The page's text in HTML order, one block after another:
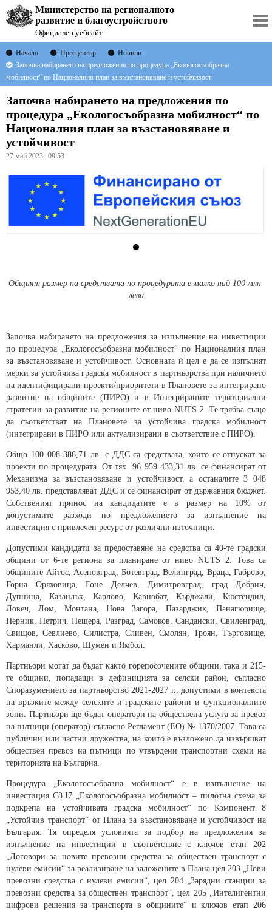
Министерство на регионалното
развитие и благоустройството
Официален уебсайт
Начало Пресцентър
Новини
Започва набирането на предложения по процедура „Екологосъобразна
мобилност“ по Националния план за възстановяване и устойчивост
Започва набирането на предложения по
процедура „Екологосъобразна мобилност“ по
Националния план за възстановяване и
устойчивост
27 май 2023 | 09:53
Общият размер на средствата по процедурата е малко над 100 млн.
лева
Започва набирането на предложения за изпълнение на инвестиции
по процедура „Екологосъобразна мобилност“ по Националния план
за възстановяване и устойчивост. Основната ѝ цел е да се изпълнят
мерки за устойчива градска мобилност в партньорства при наличието
на идентифицирани проекти/приоритети в Плановете за интегрирано
развитие на общините (ПИРО) и в Интегрираните териториални
стратегии за развитие на регионите от ниво NUTS 2. Те трябва също
да съответстват на Плановете за устойчива градска мобилност
(интегрирани в ПИРО или актуализирани в съответствие с ПИРО).
Общо 100 008 386,71 лв. с ДДС са средствата, които се отпускат за
проекти по процедурата. От тях 96 959 433,31 лв. се финансират от
Механизма за възстановяване и устойчивост, а останалите 3 048
953,40 лв. представляват ДДС и се финансират от държавния бюджет.
Собственият принос на кандидатите е в размер на 10% от
допустимите разходи по предложението за изпълнение на
инвестиция с привлечен ресурс от различни източници.
Допустими кандидати за предоставяне на средства са 40-те градски
общини от 6-те региона за планиране от ниво NUTS 2. Това са
общините Айтос, Асеновград, Ботевград, Велинград, Враца, Габрово,
Горна Оряховица, Гоце Делчев, Димитровград, град Добрич,
Дупница, Казанлък, Карлово, Карнобат, Кърджали, Кюстендил,
Ловеч, Лом, Монтана, Нова Загора, Пазарджик, Панагюрище,
Перник, Петрич, Пещера, Разград, Самоков, Сандански, Свиленград,
Свищов, Севлиево, Силистра, Сливен, Смолян, Троян, Търговище,
Харманли, Хасково, Шумен и Ямбол.
Партньори могат да бъдат както горепосочените общини, така и 215-
те общини, попадащи в дефиницията за селски район, съгласно
Споразумението за партньорство 2021-2027 г., допустими в контекста
на връзките между селските и градските райони и функционалните
зони. Партньори ще бъдат оператори на обществена услуга за превоз
на пътници (оператор) съгласно Регламент (ЕО) № 1370/2007. Това са
публични или частни дружества, на които е възложено да извършват
обществен превоз на пътници по утвърдени транспортни схеми на
територията на България.
Процедура „Екологосъобразна мобилност“ е в изпълнение на
инвестиция C8.I7 „Екологосъобразна мобилност – пилотна схема за
подкрепа на устойчивата градска мобилност“ по Компонент 8
„Устойчив транспорт“ от Плана за възстановяване и устойчивост на
България. Тя определя условията за подбор на предложения за
изпълнение на инвестиции в съответствие с ключов етап 202
„Договори за новите превозни средства за обществен транспорт с
нулеви емисии“ за реализиране на заложените в Плана цел 203 „Нови
превозни средства с нулеви емисии“, цел 204 „Зарядни станции за
превозни средства за обществен транспорт“, цел 205 „Интелигентни
цифрови решения за транспорта в общините“ и ключов етап 206